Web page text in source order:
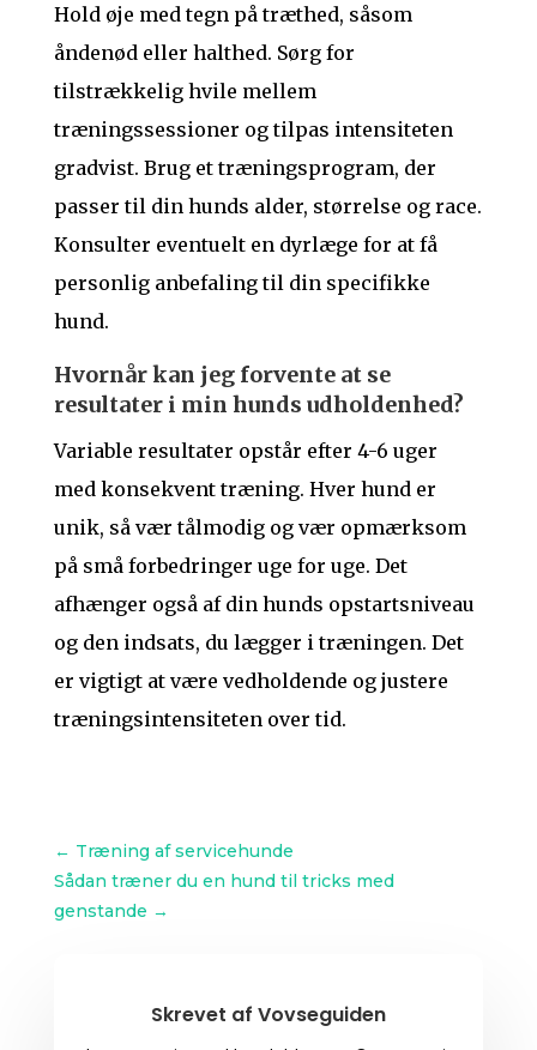
Hold øje med tegn på træthed, såsom
åndenød eller halthed. Sørg for
tilstrækkelig hvile mellem
træningssessioner og tilpas intensiteten
gradvist. Brug et træningsprogram, der
passer til din hunds alder, størrelse og race.
Konsulter eventuelt en dyrlæge for at få
personlig anbefaling til din specifikke
hund.
Hvornår kan jeg forvente at se
resultater i min hunds udholdenhed?
Variable resultater opstår efter 4-6 uger
med konsekvent træning. Hver hund er
unik, så vær tålmodig og vær opmærksom
på små forbedringer uge for uge. Det
afhænger også af din hunds opstartsniveau
og den indsats, du lægger i træningen. Det
er vigtigt at være vedholdende og justere
træningsintensiteten over tid.
← Træning af servicehunde
Sådan træner du en hund til tricks med
genstande →
Skrevet af Vovseguiden